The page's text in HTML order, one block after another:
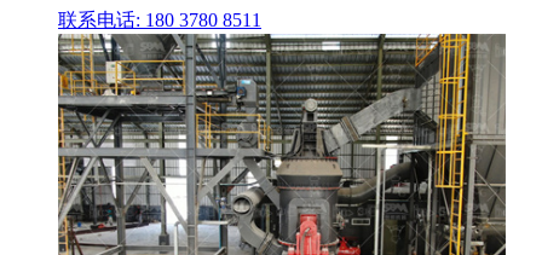
联系电话: 180 3780 8511